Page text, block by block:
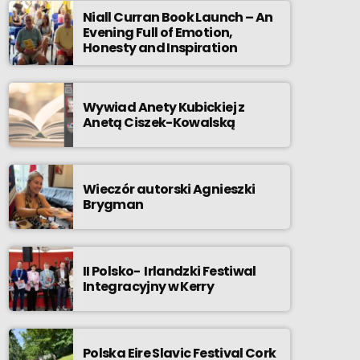
Niall Curran Book Launch – An
Evening Full of Emotion,
Honesty and Inspiration
Wywiad Anety Kubickiej z
Anetą Ciszek-Kowalską
Wieczór autorski Agnieszki
Brygman
II Polsko- Irlandzki Festiwal
Integracyjny w Kerry
Polska Eire Slavic Festival Cork